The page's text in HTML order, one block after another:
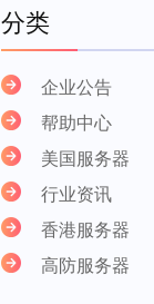
分类
企业公告
帮助中心
美国服务器
行业资讯
香港服务器
高防服务器